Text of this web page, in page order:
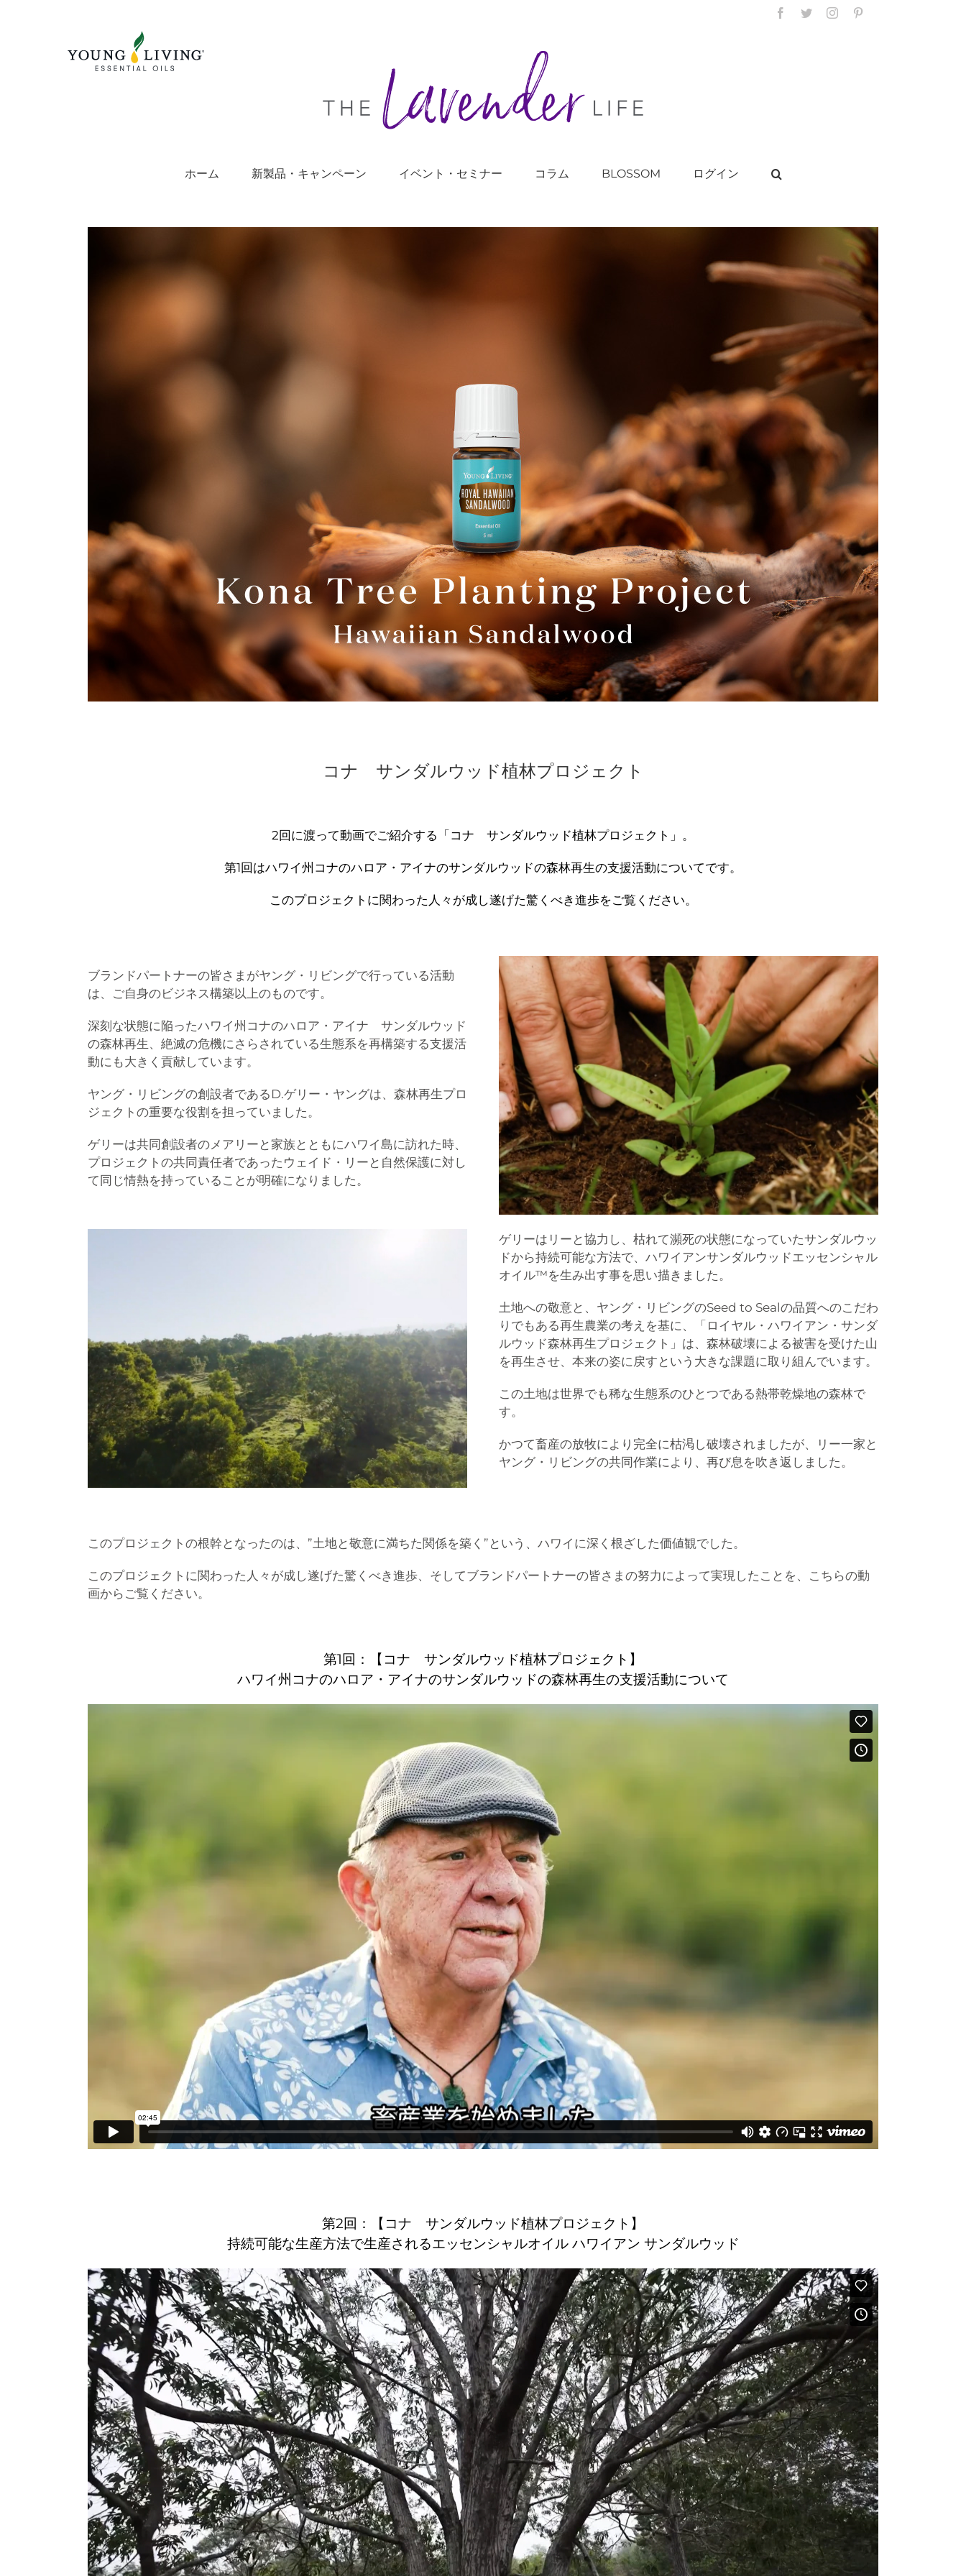
Facebook
TwitterInstagram
ホーム 新製品・キャンペーン イベント・セミナー コラム BLOSSOM ログイン
コナ サンダルウッド植林プロジェクト
2回に渡って動画でご紹介する「コナ サンダルウッド植林プロジェクト」。
第1回はハワイ州コナのハロア・アイナのサンダルウッドの森林再生の支援活動についてです。
このプロジェクトに関わった人々が成し遂げた驚くべき進歩をご覧ください。
ブランドパートナーの皆さまがヤング・リビングで行っている活動
は、ご自身のビジネス構築以上のものです。
深刻な状態に陥ったハワイ州コナのハロア・アイナ サンダルウッド
の森林再生、絶滅の危機にさらされている生態系を再構築する支援活
動にも大きく貢献しています。
ヤング・リビングの創設者であるD.ゲリー・ヤングは、森林再生プロ
ジェクトの重要な役割を担っていました。
ゲリーは共同創設者のメアリーと家族とともにハワイ島に訪れた時、
プロジェクトの共同責任者であったウェイド・リーと自然保護に対し
て同じ情熱を持っていることが明確になりました。
ゲリーはリーと協力し、枯れて瀕死の状態になっていたサンダルウッ
ドから持続可能な方法で、ハワイアンサンダルウッドエッセンシャル
オイル™を生み出す事を思い描きました。
土地への敬意と、ヤング・リビングのSeed to Sealの品質へのこだわ
りでもある再生農業の考えを基に、「ロイヤル・ハワイアン・サンダ
ルウッド森林再生プロジェクト」は、森林破壊による被害を受けた山
を再生させ、本来の姿に戻すという大きな課題に取り組んでいます。
この土地は世界でも稀な生態系のひとつである熱帯乾燥地の森林で
す。
かつて畜産の放牧により完全に枯渇し破壊されましたが、リー一家と
ヤング・リビングの共同作業により、再び息を吹き返しました。
このプロジェクトの根幹となったのは、”土地と敬意に満ちた関係を築く”という、ハワイに深く根ざした価値観でした。
このプロジェクトに関わった人々が成し遂げた驚くべき進歩、そしてブランドパートナーの皆さまの努力によって実現したことを、こちらの動
画からご覧ください。
第1回：【コナ サンダルウッド植林プロジェクト】
ハワイ州コナのハロア・アイナのサンダルウッドの森林再生の支援活動について
第2回：【コナ サンダルウッド植林プロジェクト】
持続可能な生産方法で生産されるエッセンシャルオイル ハワイアン サンダルウッド